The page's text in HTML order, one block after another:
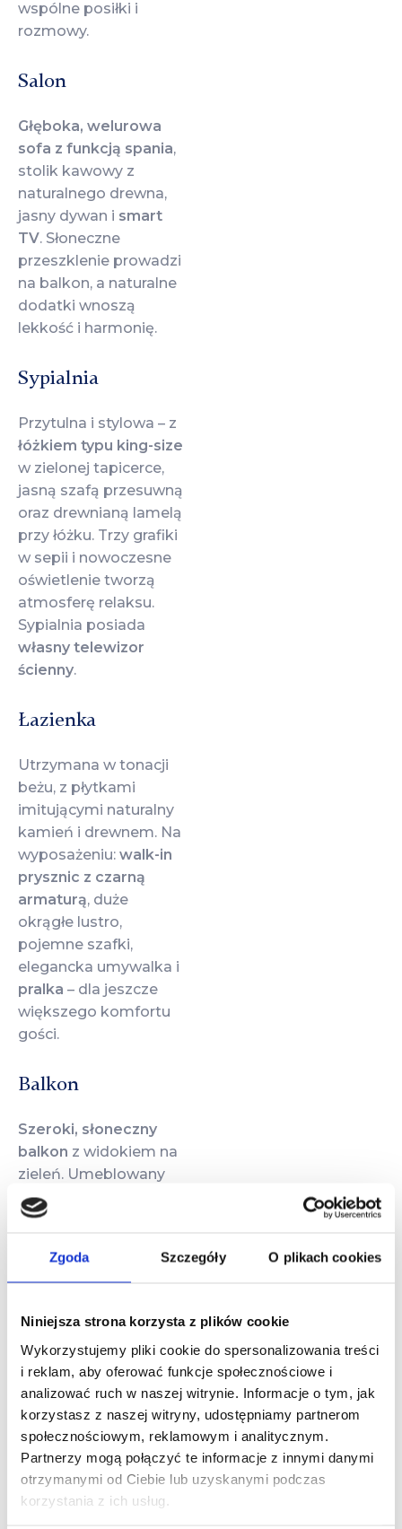
Zgoda Szczegóły O plikach cookies
Niniejsza strona korzysta z plików cookie
Wykorzystujemy pliki cookie do spersonalizowania treści
i reklam, aby oferować funkcje społecznościowe i
analizować ruch w naszej witrynie. Informacje o tym, jak
korzystasz z naszej witryny, udostępniamy partnerom
społecznościowym, reklamowym i analitycznym.
Partnerzy mogą połączyć te informacje z innymi danymi
otrzymanymi od Ciebie lub uzyskanymi podczas
korzystania z ich usług.
wspólne posiłki i
rozmowy.
Salon
Głęboka, welurowa
sofa z funkcją spania,
stolik kawowy z
naturalnego drewna,
jasny dywan i smart
TV. Słoneczne
przeszklenie prowadzi
na balkon, a naturalne
dodatki wnoszą
lekkość i harmonię.
Sypialnia
Przytulna i stylowa – z
łóżkiem typu king-size
w zielonej tapicerce,
jasną szafą przesuwną
oraz drewnianą lamelą
przy łóżku. Trzy grafiki
w sepii i nowoczesne
oświetlenie tworzą
atmosferę relaksu.
Sypialnia posiada
własny telewizor
ścienny.
Łazienka
Utrzymana w tonacji
beżu, z płytkami
imitującymi naturalny
kamień i drewnem. Na
wyposażeniu: walk-in
prysznic z czarną
armaturą, duże
okrągłe lustro,
pojemne szafki,
elegancka umywalka i
pralka – dla jeszcze
większego komfortu
gości.
Balkon
Szeroki, słoneczny
balkon z widokiem na
zieleń. Umeblowany
kompletem
ogrodowym – stolik i
do porannej kawy i
popołudniowego
Udogodnienia
Klimatyzację
zapewniającą
optymalną